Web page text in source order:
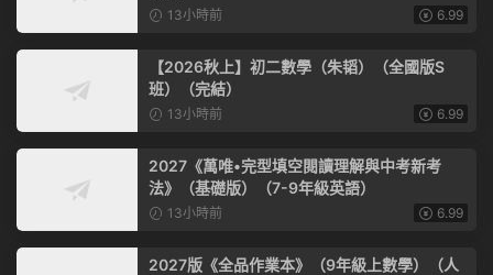
13小時前 6.99
【2026秋上】初二數學（朱韬）（全國版S
班）（完結）
13小時前 6.99
2027《萬唯•完型填空閱讀理解與中考新考
法》（基礎版）（7-9年級英語）
13小時前 6.99
2027版《全品作業本》（9年級上數學）（人